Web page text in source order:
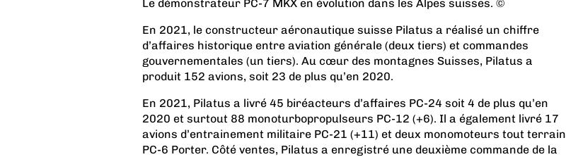
Le démonstrateur PC-7 MKX en évolution dans les Alpes suisses. ©
En 2021, le constructeur aéronautique suisse Pilatus a réalisé un chiffre
d’affaires historique entre aviation générale (deux tiers) et commandes
gouvernementales (un tiers). Au cœur des montagnes Suisses, Pilatus a
produit 152 avions, soit 23 de plus qu’en 2020.
En 2021, Pilatus a livré 45 biréacteurs d’affaires PC-24 soit 4 de plus qu’en
2020 et surtout 88 monoturbopropulseurs PC-12 (+6). Il a également livré 17
avions d’entrainement militaire PC-21 (+11) et deux monomoteurs tout terrain
PC-6 Porter. Côté ventes, Pilatus a enregistré une deuxième commande de la